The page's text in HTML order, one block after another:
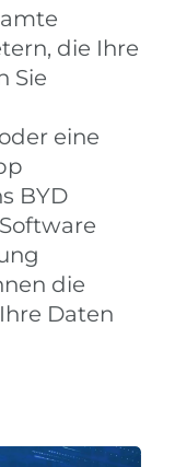
die Ihre
Sie
eine
BYD
die
Daten